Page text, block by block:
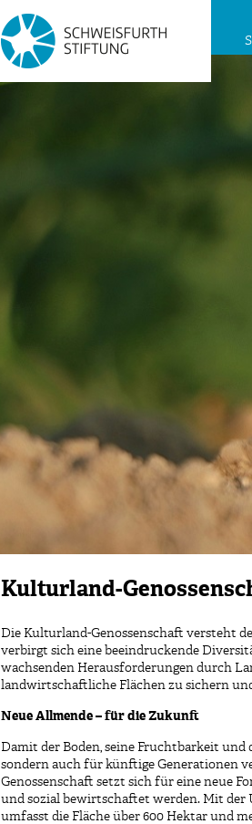
Kulturland-
Die Kulturland-Genossenschaft versteht
verbirgt sich eine beeindruckende
wachsenden Herausforderungen durch
landwirtschaftliche Flächen zu sichern
Neue Allmende – für die Zukunft
Damit der Boden, seine Fruchtbarkeit
sondern auch für künftige Generationen
Genossenschaft setzt sich für eine neue
und sozial bewirtschaftet werden. Mit der
umfasst die Fläche über 600 Hektar und